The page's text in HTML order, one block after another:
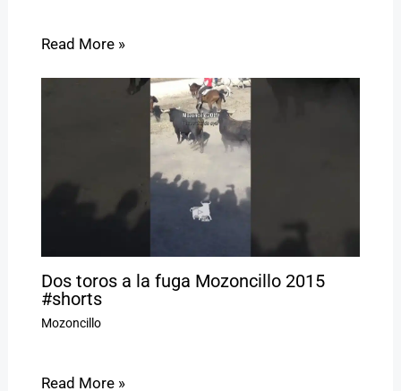
Read More »
Dos toros a la fuga Mozoncillo 2015
#shorts
Mozoncillo
Read More »